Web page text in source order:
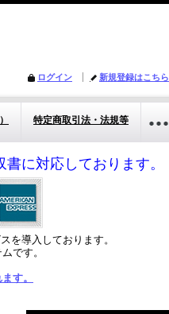
ログイン 新規登録はこちら
特定商取引法・法規等
に対応しております。
を導入しております。
です。
す。